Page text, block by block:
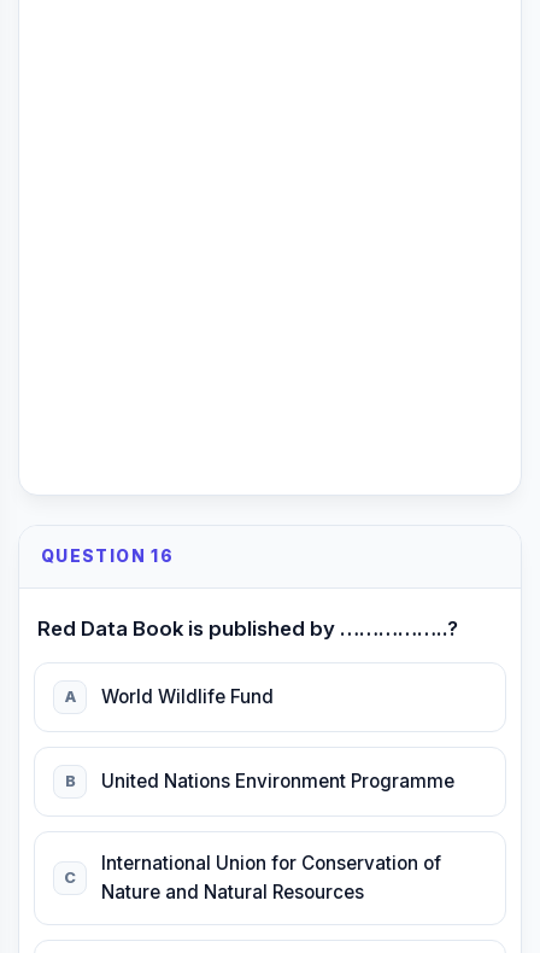
QUESTION 16
Red Data Book is published by ……………..?
A World Wildlife Fund
B United Nations Environment Programme
C
International Union for Conservation of
Nature and Natural Resources